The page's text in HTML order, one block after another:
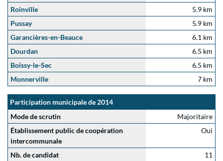
Roinville
5.9 km
Pussay
5.9 km
Garancières-en-Beauce
6.1 km
Dourdan
6.5 km
Boissy-le-Sec
6.5 km
Monnerville
7 km
Participation municipale de 2014
Mode de scrutin
Majoritaire
Établissement public de coopération
intercommunale
Oui
Nb. de candidat
11